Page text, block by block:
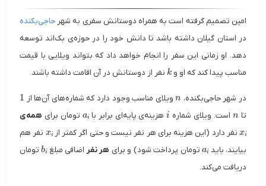
امین تصمیم گرفته است به همراه دوستانش سفری به شهر حاجی‌بکنده
در استان گیلان داشته باشد تا دانش خود را در حوزه‌ی بک‌اند توسعه
دهد. او زمانی این سفر را انجام خواهد داد که بتواند ویلایی با قیمت
مناسب پیدا کند که او وk
k نفر از دوستانش در آن اقامت داشته باشند.
در شهر حاجی‌بکنده، nویلای مناسب وجود دارد که شماره‌های آن‌ها از 1
تا
n
nاست. ویلای شماره iهزینه‌ی پایه‌ای برابر با
a_i
ai تومان برای همه‌ی
x_i
xi نفر دارد (این هزینه برای هر نفر نیست و حتی اگر کمتر از
x_i
xi
نفر هم
بیایند، باید
a_i
ai تومان پرداخت شود) و برای هر نفر اضافی مبلغ
b_i
bi
تومان
دریافت می‌کند.